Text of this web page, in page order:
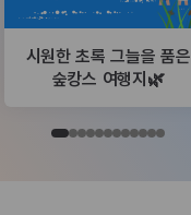
시원한 초록 그늘을 품은
숲캉스 여행지🌿